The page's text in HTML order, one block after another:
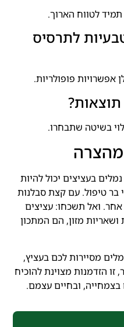
תמיד לטווח הארוך.
לתרסיס
אפשרויות פופולריות.
בשיטה שתבחרו.
בעציצים יכול להיות
בר טיפול. עם קצת סבלנות
אחר. ואל תשכחו: עציצים
ושאריות מזון, הם המתכון
מסיירות לכם בעציץ,
הזדמנות מצוינת להוכיח
ובחיים עצמם.